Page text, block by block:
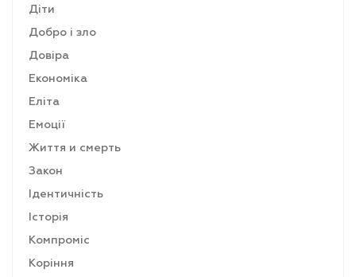
Діти
Добро і зло
Довіра
Економіка
Еліта
Емоції
Життя и смерть
Закон
Ідентичність
Історія
Компроміс
Коріння